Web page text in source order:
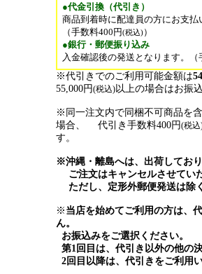
●代金引換（代引き）
商品到着時に配達員の方にお支払
（手数料400円(税込)）
●銀行・郵便振り込み
入金確認後の発送となります。（
※代引きでのご利用可能金額は
55,000円(税込)以上の場合はお振
※同一注文内で同梱不可商品を
場合、 代引き手数料400円(税込
す。
※沖縄・離島へは、出荷しており
ご注文はキャンセルさせてい
ただし、定形外郵便発送は除く
※ 当店を始めてご利用の方は、
ん。
お振込みをご選択ください。
第1回目は、代引き以外の他の
2回目以降は、代引きをご利用